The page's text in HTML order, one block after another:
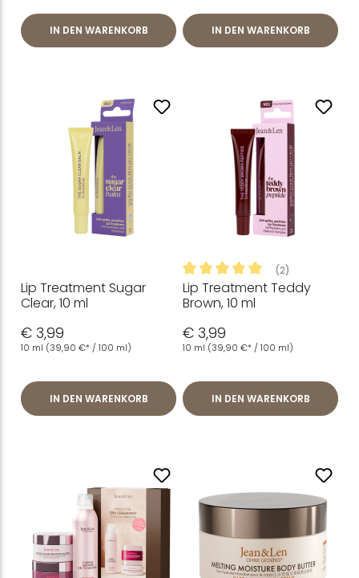
IN DEN WARENKORB IN DEN WARENKORB
Lip Treatment Sugar
Clear, 10 ml
€ 3,99
10 ml (39,90 €* / 100 ml)
IN DEN WARENKORB
Durchschnittliche
(2)
Lip Treatment Teddy
Brown, 10 ml
€ 3,99
10 ml (39,90 €* / 100 ml)
IN DEN WARENKORB